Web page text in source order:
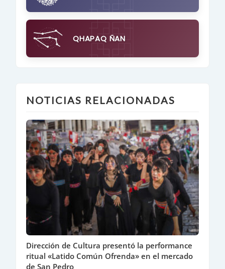
QHAPAQ ÑAN
NOTICIAS RELACIONADAS
Dirección de Cultura presentó la performance
ritual «Latido Común Ofrenda» en el mercado
de San Pedro